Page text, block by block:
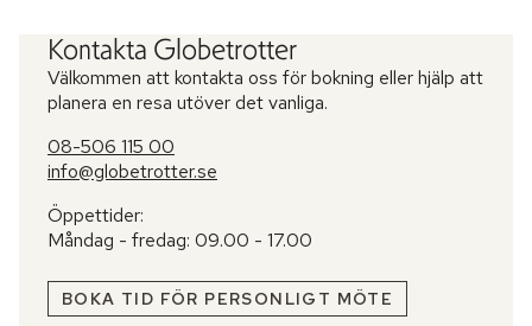
Kontakta Globetrotter
Välkommen att kontakta oss för bokning eller hjälp att
planera en resa utöver det vanliga.
08-506 115 00
info@globetrotter.se
Öppettider:
Måndag - fredag: 09.00 - 17.00
BOKA TID FÖR PERSONLIGT MÖTE